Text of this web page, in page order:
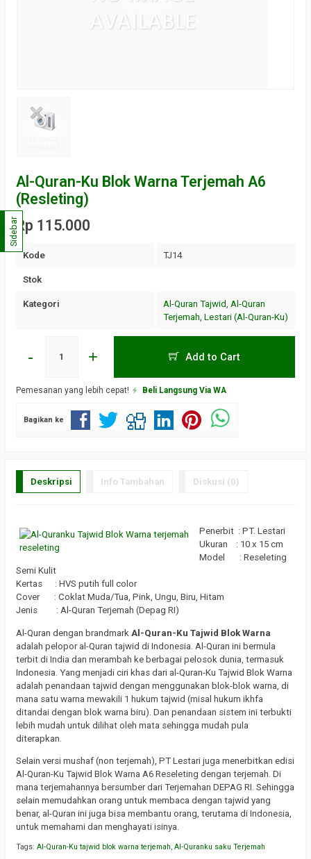
Al-Quran-Ku Blok Warna Terjemah A6
(Resleting)
Rp 115.000
Kode TJ14
Stok
Kategori Al-Quran Tajwid, Al-Quran
Terjemah, Lestari (Al-Quran-Ku)
- + Add to Cart
Pemesanan yang lebih cepat! Beli Langsung Via WA
Bagikan ke
Deskripsi Info Tambahan Diskusi (0)
Penerbit : PT. Lestari
Ukuran : 10 x 15 cm
Model : Reseleting
Semi Kulit
Kertas : HVS putih full color
Cover : Coklat Muda/Tua, Pink, Ungu, Biru, Hitam
Jenis : Al-Quran Terjemah (Depag RI)
Al-Quran dengan brandmark Al-Quran-Ku Tajwid Blok Warna
adalah pelopor al-Quran tajwid di Indonesia. Al-Quran ini bermula
terbit di India dan merambah ke berbagai pelosok dunia, termasuk
Indonesia. Yang menjadi ciri khas dari al-Quran-Ku Tajwid Blok Warna
adalah penandaan tajwid dengan menggunakan blok-blok warna, di
mana satu warna mewakili 1 hukum tajwid (misal hukum ikhfa
ditandai dengan blok warna biru). Dan penandaan sistem ini terbukti
lebih mudah untuk dilihat oleh mata sehingga mudah pula
diterapkan.
Selain versi mushaf (non terjemah), PT Lestari juga menerbitkan edisi
Al-Quran-Ku Tajwid Blok Warna A6 Reseleting dengan terjemah. Di
mana terjemahannya bersumber dari Terjemahan DEPAG RI. Sehingga
selain memudahkan orang untuk membaca dengan tajwid yang
benar, al-Quran ini juga bisa membantu orang, terutama di Indonesia,
untuk memahami dan menghayati isinya.
Tags: Al-Quran-Ku tajwid blok warna terjemah, Al-Quranku saku Terjemah
Sidebar